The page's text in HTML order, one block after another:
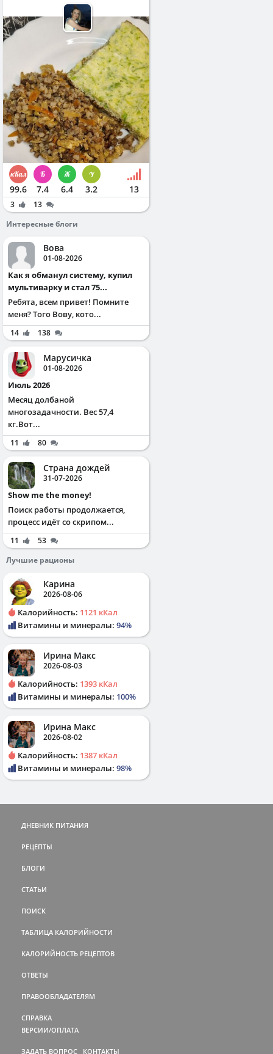
99.6 7.4 6.4 3.2 13
3
13
Интересные блоги
Вова
01-08-2026
Как я обманул систему, купил
мультиварку и стал 75...
Ребята, всем привет! Помните
меня? Того Вову, кото...
14 138
Марусичка
01-08-2026
Июль 2026
Месяц долбаной
многозадачности. Вес 57,4
кг.Вот...
11 80
Страна дождей
31-07-2026
Show me the money!
Поиск работы продолжается,
процесс идёт со скрипом...
11
53
Лучшие рационы
Карина
2026-08-06
Калорийность: 1121 кКал
Витамины и минералы: 94%
Ирина Макс
2026-08-03
Калорийность: 1393 кКал
Витамины и минералы: 100%
Ирина Макс
2026-08-02
Калорийность: 1387 кКал
Витамины и минералы: 98%
ДНЕВНИК ПИТАНИЯ
РЕЦЕПТЫ
БЛОГИ
СТАТЬИ
ПОИСК
ТАБЛИЦА КАЛОРИЙНОСТИ
КАЛОРИЙНОСТЬ РЕЦЕПТОВ
ОТВЕТЫ
ПРАВООБЛАДАТЕЛЯМ
СПРАВКА
ВЕРСИИ/ОПЛАТА
ЗАДАТЬ ВОПРОС КОНТАКТЫ